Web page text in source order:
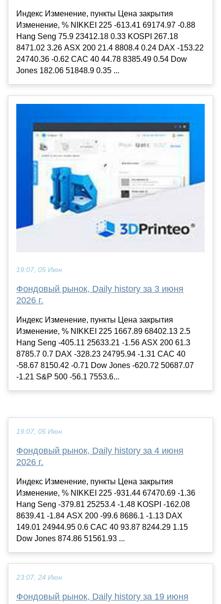
Индекс Изменение, пункты Цена закрытия
Изменение, % NIKKEI 225 -613.41 69174.97 -0.88
Hang Seng 75.9 23412.18 0.33 KOSPI 267.18
8471.02 3.26 ASX 200 21.4 8808.4 0.24 DAX -153.22
24740.36 -0.62 CAC 40 44.78 8385.49 0.54 Dow
Jones 182.06 51848.9 0.35 ...
19:07, 05 Июн
Фондовый рынок, Daily history за 3 июня
2026 г.
Индекс Изменение, пункты Цена закрытия
Изменение, % NIKKEI 225 1667.89 68402.13 2.5
Hang Seng -405.11 25633.21 -1.56 ASX 200 61.3
8785.7 0.7 DAX -328.23 24795.94 -1.31 CAC 40
-58.67 8150.42 -0.71 Dow Jones -620.72 50687.07
-1.21 S&P 500 -56.1 7553.6...
19:07, 05 Июн
Фондовый рынок, Daily history за 4 июня
2026 г.
Индекс Изменение, пункты Цена закрытия
Изменение, % NIKKEI 225 -931.44 67470.69 -1.36
Hang Seng -379.81 25253.4 -1.48 KOSPI -162.08
8639.41 -1.84 ASX 200 -99.6 8686.1 -1.13 DAX
149.01 24944.95 0.6 CAC 40 93.87 8244.29 1.15
Dow Jones 874.86 51561.93 ...
23:07, 24 Июн
Фондовый рынок, Daily history за 19 июня